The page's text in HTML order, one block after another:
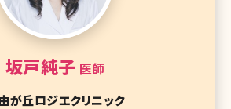
坂戸純子 医師
が丘ロジエクリニック